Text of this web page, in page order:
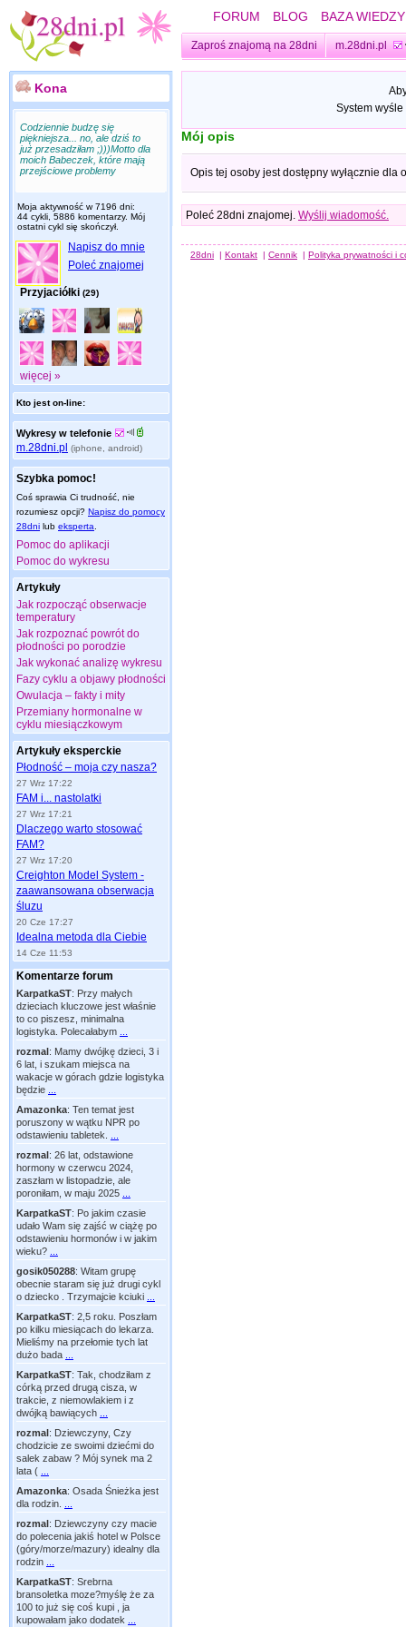
FORUM BLOG BAZA WIEDZY
Zaproś znajomą na 28dni m.28dni.pl
Kona
Codziennie budzę się
piękniejsza... no, ale dziś to
już przesadziłam ;)))Motto dla
moich Babeczek, które mają
przejściowe problemy
Moja aktywność w 7196 dni:
44 cykli, 5886 komentarzy. Mój
ostatni cykl się skończył.
Napisz do mnie
Poleć znajomej
Przyjaciółki (29)
więcej »
Kto jest on-line:
Wykresy w telefonie
m.28dni.pl (iphone, android)
Szybka pomoc!
Coś sprawia Ci trudność, nie
rozumiesz opcji? Napisz do pomocy
28dni lub eksperta
Pomoc do aplikacji
Pomoc do wykresu
Artykuły
Jak rozpocząć obserwacje
temperatury
Jak rozpoznać powrót do
płodności po porodzie
Jak wykonać analizę wykresu
Fazy cyklu a objawy płodności
Owulacja – fakty i mity
Przemiany hormonalne w
cyklu miesiączkowym
Artykuły eksperckie
Płodność – moja czy nasza?
27 Wrz 17:22
FAM i... nastolatki
27 Wrz 17:21
Dlaczego warto stosować
FAM?
27 Wrz 17:20
Creighton Model System -
zaawansowana obserwacja
śluzu
20 Cze 17:27
Idealna metoda dla Ciebie
14 Cze 11:53
Komentarze forum
KarpatkaST: Przy małych
dzieciach kluczowe jest właśnie
to co piszesz, minimalna
logistyka. Polecałabym
rozmal: Mamy dwójkę dzieci, 3 i
6 lat, i szukam miejsca na
wakacje w górach gdzie logistyka
będzie
Amazonka: Ten temat jest
poruszony w wątku NPR po
odstawieniu tabletek.
rozmal: 26 lat, odstawione
hormony w czerwcu 2024,
zaszłam w listopadzie, ale
poroniłam, w maju 2025
KarpatkaST: Po jakim czasie
udało Wam się zajść w ciążę po
odstawieniu hormonów i w jakim
wieku?
gosik050288: Witam grupę
obecnie staram się już drugi cykl
o dziecko . Trzymajcie kciuki
KarpatkaST: 2,5 roku. Poszłam
po kilku miesiącach do lekarza.
Mieliśmy na przełomie tych lat
dużo bada
KarpatkaST: Tak, chodziłam z
córką przed drugą cisza, w
trakcie, z niemowlakiem i z
dwójką bawiących
rozmal: Dziewczyny, Czy
chodzicie ze swoimi dziećmi do
salek zabaw ? Mój synek ma 2
lata (
Amazonka: Osada Śnieżka jest
dla rodzin.
rozmal: Dziewczyny czy macie
do polecenia jakiś hotel w Polsce
(góry/morze/mazury) idealny dla
rodzin
KarpatkaST: Srebrna
bransoletka moze?myślę że za
100 to już się coś kupi , ja
kupowałam jako dodatek
System
Mój opis
Opis tej osoby jest dostępny wyłącznie dla
Poleć 28dni znajomej. Wyślij wiadomość.
28dni | Kontakt | Cennik | Polityka prywatności i